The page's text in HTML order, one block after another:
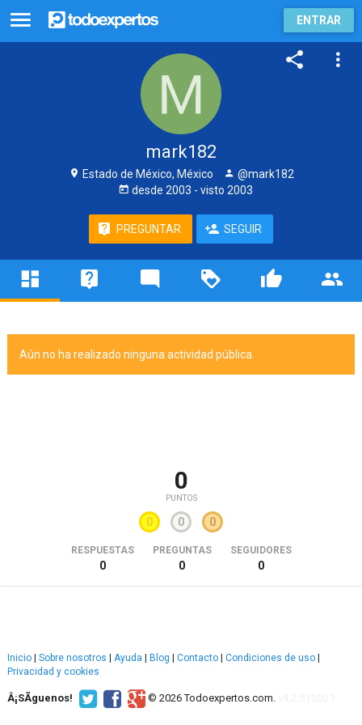
ENTRAR
mark182
Estado de México, México
@mark182
desde 2003 - visto 2003
PREGUNTAR SEGUIR
Aún no ha realizado ninguna actividad pública.
0
PUNTOS
0 0 0
RESPUESTAS
0
PREGUNTAS
0
SEGUIDORES
0
Inicio Sobre nosotros Ayuda Blog Contacto Condiciones de uso
Privacidad y cookies
Â¡SÃ­guenos! © 2026 Todoexpertos.com.